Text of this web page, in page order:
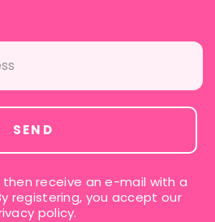
SEND
then receive an e-mail with a
registering, you accept our
policy.